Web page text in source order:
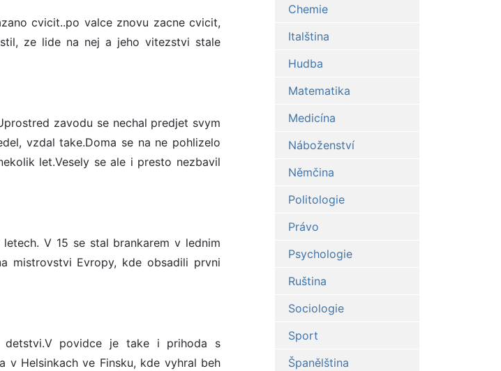
cvicit..po valce znovu zacne cvicit,
ze lide na nej a jeho vitezstvi stale
zavodu se nechal predjet svym
vzdal take.Doma se na ne pohlizelo
let.Vesely se ale i presto nezbavil
V 15 se stal brankarem v lednim
mistrovstvi Evropy, kde obsadili prvni
detstvi.V povidce je take i prihoda s
v Helsinkach ve Finsku, kde vyhral beh
Chemie
Italština
Hudba
Matematika
Medicína
Náboženství
Němčina
Politologie
Právo
Psychologie
Ruština
Sociologie
Sport
Španělština